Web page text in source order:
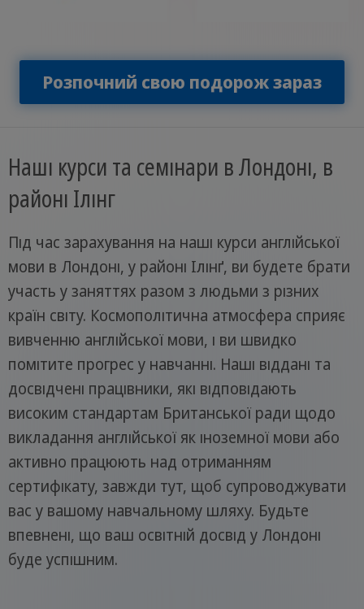
Розпочний свою подорож зараз
Наші курси та семінари в Лондоні, в
районі Ілінг
Під час зарахування на наші курси англійської
мови в Лондоні, у районі Ілінґ, ви будете брати
участь у заняттях разом з людьми з різних
країн світу. Космополітична атмосфера сприяє
вивченню англійської мови, і ви швидко
помітите прогрес у навчанні. Наші віддані та
досвідчені працівники, які відповідають
високим стандартам Британської ради щодо
викладання англійської як іноземної мови або
активно працюють над отриманням
сертифікату, завжди тут, щоб супроводжувати
вас у вашому навчальному шляху. Будьте
впевнені, що ваш освітній досвід у Лондоні
буде успішним.